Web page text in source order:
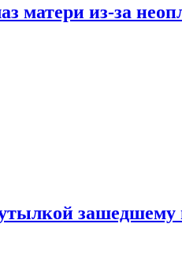
матери из-за